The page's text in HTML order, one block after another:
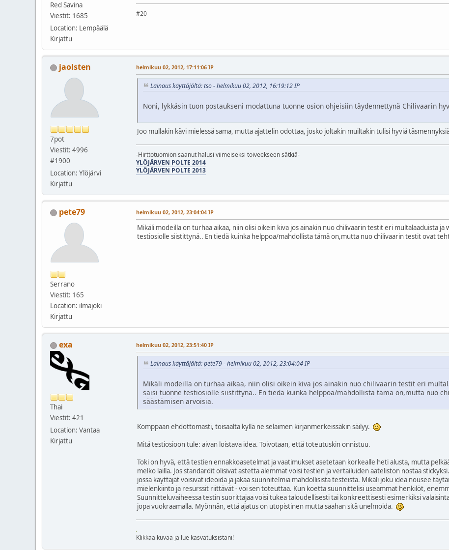
Red Savina
Viestit: 1685
Location: Lempäälä
Kirjattu
#20
jaolsten
7pot
Viestit: 4996
#1900
Location: Ylöjärvi
Kirjattu
helmikuu 02, 2012, 17:11:06 IP
Lainaus käyttäjältä: tso - helmikuu 02, 2012, 16:19:12 IP
Noni, lykkäsin tuon postaukseni modattuna tuonne osion ohjeisiin täydennettynä Chilivaarin
Joo mullakin kävi mielessä sama, mutta ajattelin odottaa, josko joltakin muiltakin tulisi hyviä
-Hirttotuomion saanut halusi viimeiseksi toiveekseen sätkiä-
YLÖJÄRVEN POLTE 2014
YLÖJÄRVEN POLTE 2013
pete79
Serrano
Viestit: 165
Location: ilmajoki
Kirjattu
helmikuu 02, 2012, 23:04:04 IP
Mikäli modeilla on turhaa aikaa, niin olisi oikein kiva jos ainakin nuo chilivaarin testit eri multalaaduista
testiosiolle siistittynä.. En tiedä kuinka helppoa/mahdollista tämä on,mutta nuo chilivaarin testit ovat
exa
Thai
Viestit: 421
Location: Vantaa
Kirjattu
helmikuu 02, 2012, 23:51:40 IP
Lainaus käyttäjältä: pete79 - helmikuu 02, 2012, 23:04:04 IP
Mikäli modeilla on turhaa aikaa, niin olisi oikein kiva jos ainakin nuo chilivaarin testit eri
saisi tuonne testiosiolle siistittynä.. En tiedä kuinka helppoa/mahdollista tämä on,mutta nuo
säästämisen arvoisia.
Komppaan ehdottomasti, toisaalta kyllä ne selaimen kirjanmerkeissäkin säilyy.
Mitä testiosioon tule: aivan loistava idea. Toivotaan, että toteutuskin onnistuu.
Toki on hyvä, että testien ennakkoasetelmat ja vaatimukset asetetaan korkealle heti alusta, mutta
melko lailla. Jos standardit olisivat astetta alemmat voisi testien ja vertailuiden aateliston nostaa
jossa käyttäjät voisivat ideoida ja jakaa suunnitelmia mahdollisista testeistä. Mikäli joku idea nousee
mielenkiinto ja resurssit riittävät - voi sen toteuttaa. Kun koetta suunnittelisi useammat henkilöt,
Suunnitteluvaiheessa testin suorittajaa voisi tukea taloudellisesti tai konkreettisesti esimerkiksi
jopa vuokraamalla. Myönnän, että ajatus on utopistinen mutta saahan sitä unelmoida.
Klikkaa kuvaa ja lue kasvatuksistani!